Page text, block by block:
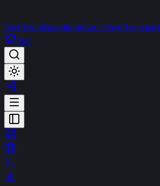
PortföyümFavorilerimCanlı YayınTerminal
PRO